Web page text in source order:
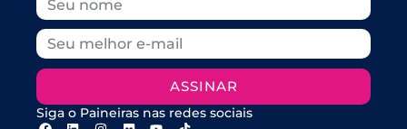
ASSINAR
Siga o Paineiras nas redes sociais